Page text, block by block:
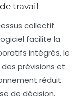
travail
collectif
facilite la
intégrés, le
prévisions et
réduit
de décision.